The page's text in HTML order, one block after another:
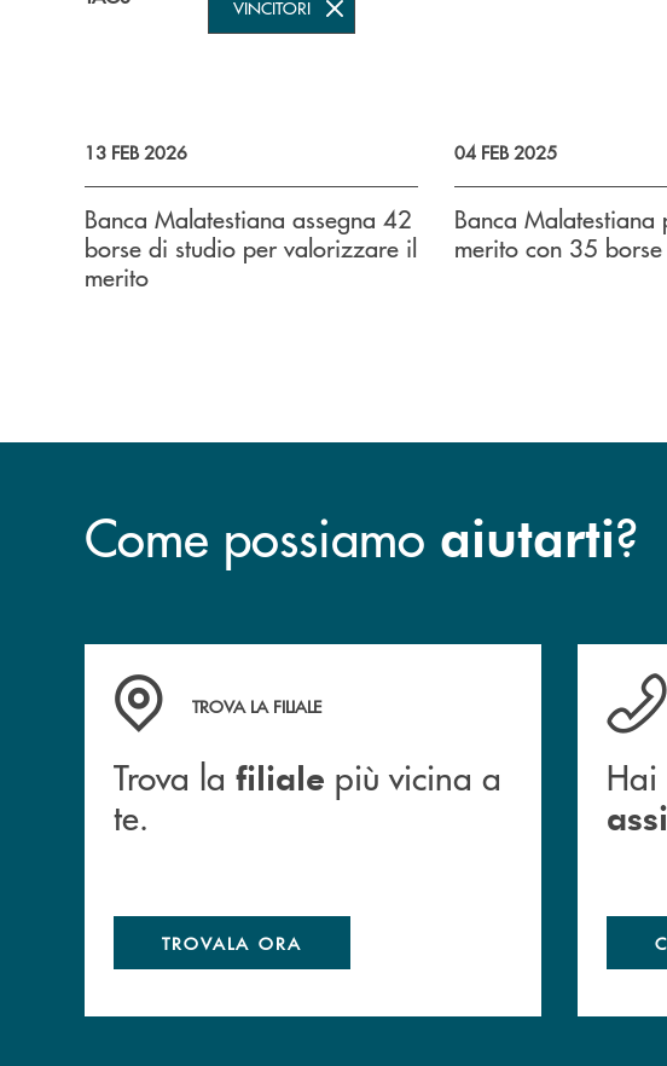
VINCITORI
13 FEB 2026
Banca Malatestiana assegna 42
borse di studio per valorizzare il
merito
04 FEB 2025
Banca Malatestiana
merito con 35
Come possiamo aiutarti?
Trova la filiale più vicina a te.
TROVA LA FILIALE
Trova la filiale più vicina a
te.
TROVALA ORA
Hai